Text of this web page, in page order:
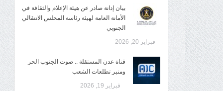
بيان إدانة صادر عن هيئة الإعلام والثقافة في
الأمانة العامة لهيئة رئاسة المجلس الانتقالي
الجنوبي
فبراير 20, 2026
قناة عدن المستقلة .. صوت الجنوب الحر
ومنبر تطلعات الشعب
فبراير 19, 2026